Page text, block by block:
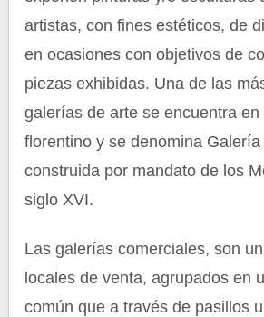
artistas, con fines estéticos, de
en ocasiones con objetivos de
piezas exhibidas. Una de las
galerías de arte se encuentra en
florentino y se denomina Galería
construida por mandato de los
siglo XVI.
Las galerías comerciales, son
locales de venta, agrupados en
común que a través de pasillos